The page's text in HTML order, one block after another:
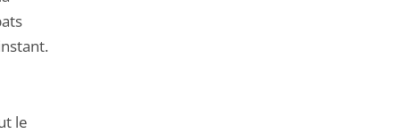
le